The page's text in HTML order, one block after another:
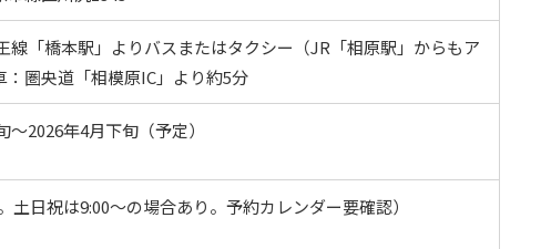
線「橋本駅」よりバスまたはタクシー（JR「相原駅」からもア
：圏央道「相模原IC」より約5分
～2026年4月下旬（予定）
土日祝は9:00～の場合あり。予約カレンダー要確認）